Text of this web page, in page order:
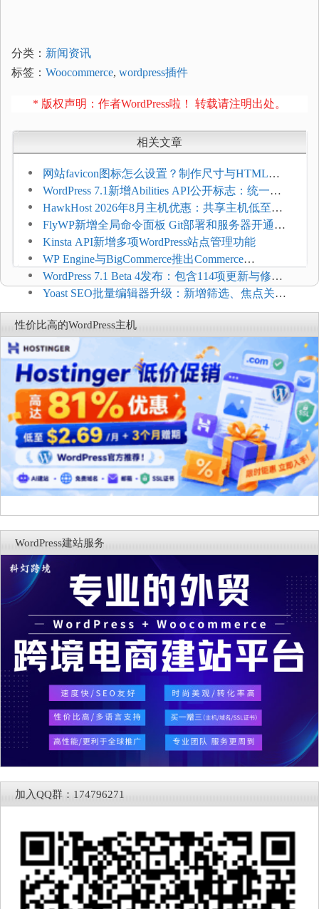
分类： 新闻资讯
标签： Woocommerce, wordpress插件
* 版权声明：作者WordPress啦！ 转载请注明出处。
相关文章
网站favicon图标怎么设置？制作尺寸与HTML添
加方法
WordPress 7.1新增Abilities API公开标志：统一支
持REST API、MCP与AI代理
HawkHost 2026年8月主机优惠：共享主机低至
$2.61/月，高性能主机同步折扣
FlyWP新增全局命令面板 Git部署和服务器开通更
方便
Kinsta API新增多项WordPress站点管理功能
WP Engine与BigCommerce推出Commerce
Connect：WordPress商店可保留前台体验并扩展电
商能力
WordPress 7.1 Beta 4发布：包含114项更新与修
复，仅建议在测试环境体验
Yoast SEO批量编辑器升级：新增筛选、焦点关键
词与AI元数据草稿
性价比高的WordPress主机
WordPress建站服务
加入QQ群：174796271